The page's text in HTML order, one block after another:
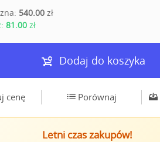
540.00zł
81.00zł
Dodaj do koszyka
cenę Porównaj
Letni czas zakupów!